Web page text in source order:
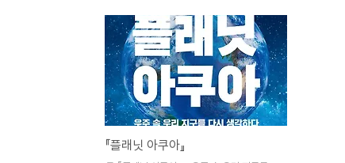
『플래닛 아쿠아』